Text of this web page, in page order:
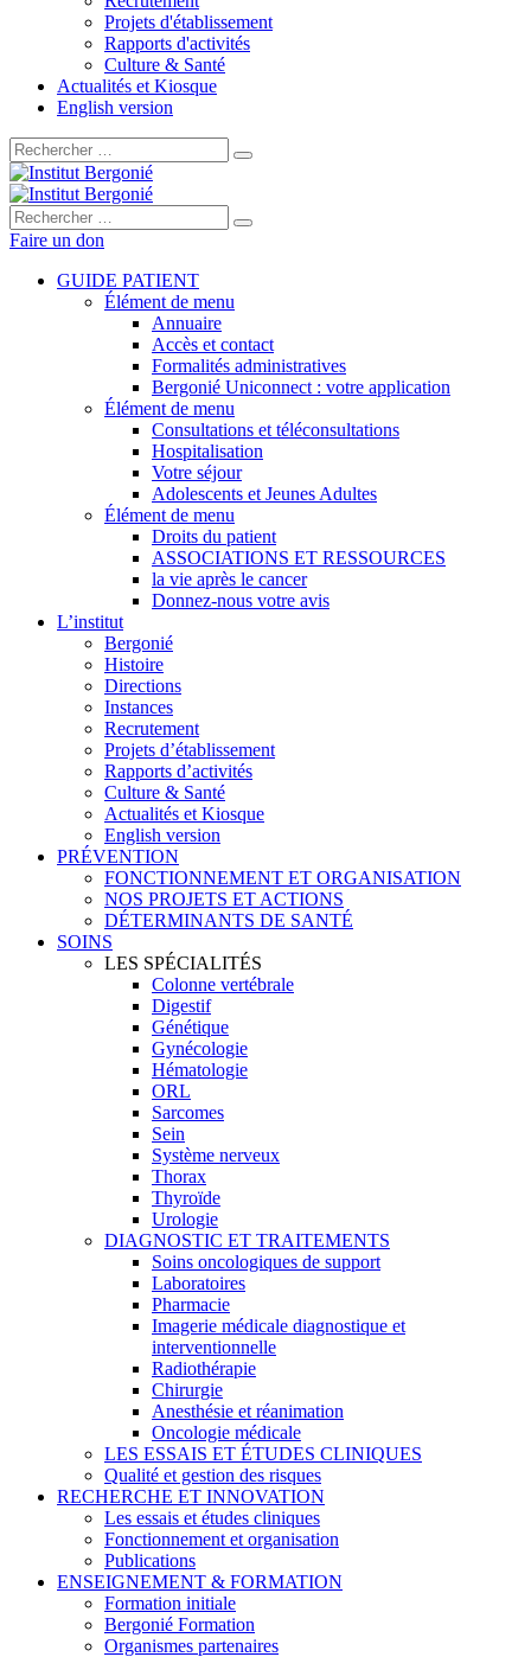
Projets d'établissement
Rapports d'activités
Culture & Santé
Actualités et Kiosque
English version
Rechercher :
Rechercher :
Faire un don
GUIDE PATIENT
Élément de menu
Annuaire
Accès et contact
Formalités administratives
Bergonié Uniconnect : votre application
Élément de menu
Consultations et téléconsultations
Hospitalisation
Votre séjour
Adolescents et Jeunes Adultes
Élément de menu
Droits du patient
ASSOCIATIONS ET RESSOURCES
la vie après le cancer
Donnez-nous votre avis
L’institut
Bergonié
Histoire
Directions
Instances
Recrutement
Projets d’établissement
Rapports d’activités
Culture & Santé
Actualités et Kiosque
English version
PRÉVENTION
FONCTIONNEMENT ET ORGANISATION
NOS PROJETS ET ACTIONS
DÉTERMINANTS DE SANTÉ
SOINS
LES SPÉCIALITÉS
Colonne vertébrale
Digestif
Génétique
Gynécologie
Hématologie
ORL
Sarcomes
Sein
Système nerveux
Thorax
Thyroïde
Urologie
DIAGNOSTIC ET TRAITEMENTS
Soins oncologiques de support
Laboratoires
Pharmacie
Imagerie médicale diagnostique et
interventionnelle
Radiothérapie
Chirurgie
Anesthésie et réanimation
Oncologie médicale
LES ESSAIS ET ÉTUDES CLINIQUES
Qualité et gestion des risques
RECHERCHE ET INNOVATION
Les essais et études cliniques
Fonctionnement et organisation
Publications
ENSEIGNEMENT & FORMATION
Formation initiale
Bergonié Formation
Organismes partenaires